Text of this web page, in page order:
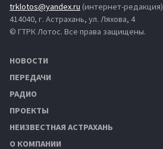
trklotos@yandex.ru (интернет-редакция)
414040, г. Астрахань, ул. Ляхова, 4
© ГТРК Лотос. Все права защищены.
НОВОСТИ
ПЕРЕДАЧИ
РАДИО
ПРОЕКТЫ
НЕИЗВЕСТНАЯ АСТРАХАНЬ
О КОМПАНИИ